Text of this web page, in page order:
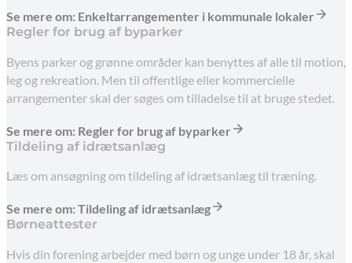
Se mere om: Enkeltarrangementer i kommunale lokaler
Regler for brug af byparker
Byens parker og grønne områder kan benyttes af alle til motion,
leg og rekreation. Men til offentlige eller kommercielle
arrangementer skal der søges om tilladelse til at bruge stedet.
Se mere om: Regler for brug af byparker
Tildeling af idrætsanlæg
Læs om ansøgning om tildeling af idrætsanlæg til træning.
Se mere om: Tildeling af idrætsanlæg
Børneattester
Hvis din forening arbejder med børn og unge under 18 år, skal